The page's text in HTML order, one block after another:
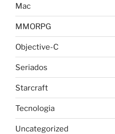
Mac
MMORPG
Objective-C
Seriados
Starcraft
Tecnologia
Uncategorized